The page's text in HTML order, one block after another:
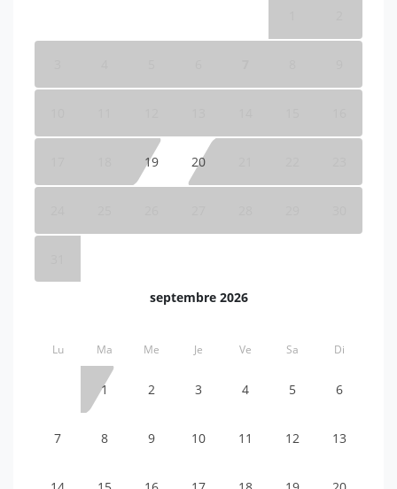
19 20
septembre 2026
Lu Ma Me Je Ve Sa Di
1 2 3 4 5 6
7 8 9 10 11 12 13